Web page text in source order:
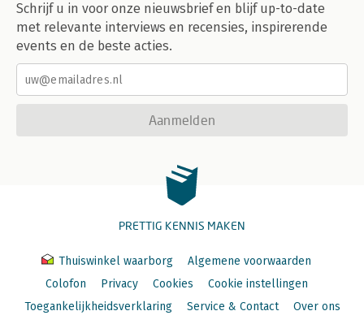
Schrijf u in voor onze nieuwsbrief en blijf up-to-date
met relevante interviews en recensies, inspirerende
events en de beste acties.
Aanmelden
PRETTIG KENNIS MAKEN
Thuiswinkel waarborg
Algemene voorwaarden
Colofon
Privacy Cookies
Cookie instellingen
Toegankelijkheidsverklaring
Service & Contact Over ons